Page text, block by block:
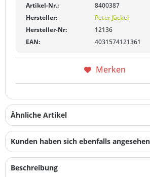
Artikel-Nr.:
8400387
Hersteller:
Peter Jäckel
Hersteller-Nr:
12136
EAN:
4031574121361
Merken
Ähnliche Artikel
Kunden haben sich ebenfalls angesehen
Beschreibung